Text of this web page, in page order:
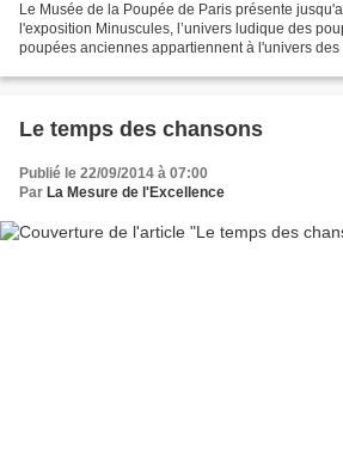
Le Musée de la Poupée de Paris présente
l'exposition Minuscules, l’univers ludique des
poupées anciennes appartiennent à l'univers
Le temps des chansons
Publié le 22/09/2014 à 07:00
Par La Mesure de l'Excellence